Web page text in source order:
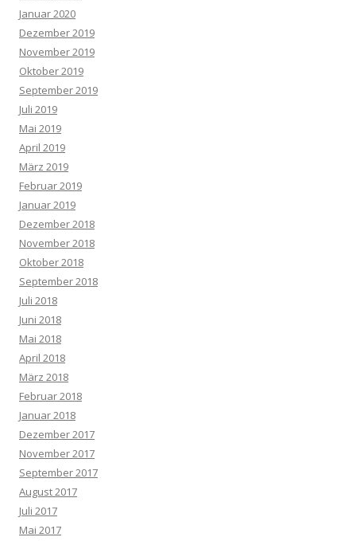
Januar 2020
Dezember 2019
November 2019
Oktober 2019
September 2019
Juli 2019
Mai 2019
April 2019
März 2019
Februar 2019
Januar 2019
Dezember 2018
November 2018
Oktober 2018
September 2018
Juli 2018
Juni 2018
Mai 2018
April 2018
März 2018
Februar 2018
Januar 2018
Dezember 2017
November 2017
September 2017
August 2017
Juli 2017
Mai 2017